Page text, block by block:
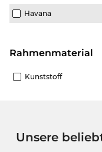
Havana
Rahmenmaterial
Kunststoff
Unsere